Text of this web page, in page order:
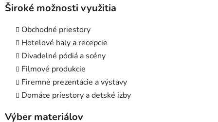
Široké možnosti využitia
Obchodné priestory
Hotelové haly a recepcie
Divadelné pódiá a scény
Filmové produkcie
Firemné prezentácie a výstavy
Domáce priestory a detské izby
Výber materiálov